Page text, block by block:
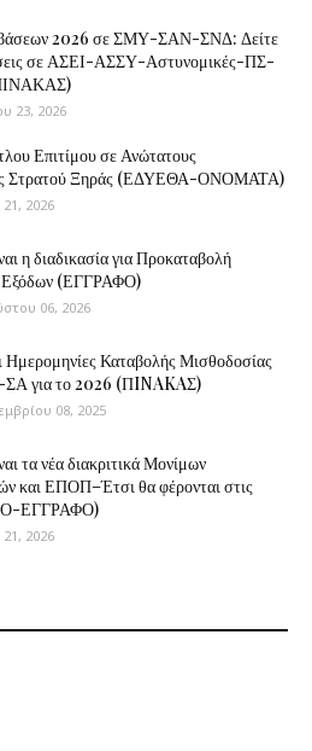
2026 σε ΣΜΥ-ΣΑΝ-ΣΝΔ: Δείτε
σε ΑΣΕΙ-ΑΣΣΥ-Αστυνομικές-ΠΣ-
23, 2026
Επιτίμου σε Ανώτατους
Στρατού Ξηράς (ΕΔΥΕΘΑ-ΟΝΟΜΑΤΑ)
21, 2026
η διαδικασία για Προκαταβολή
Εξόδων (ΕΓΓΡΑΦΟ)
06, 2026
Ημερομηνίες Καταβολής Μισθοδοσίας
ΣΑ για το 2026 (ΠINAKAΣ)
08, 2025
τα νέα διακριτικά Μονίμων
και ΕΠΟΠ–Έτσι θα φέρονται στις
ΕΓΓΡΑΦΟ)
21, 2026